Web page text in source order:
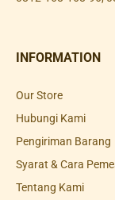
INFORMATION
Our Store
Hubungi Kami
Pengiriman Barang
Syarat & Cara
Tentang Kami